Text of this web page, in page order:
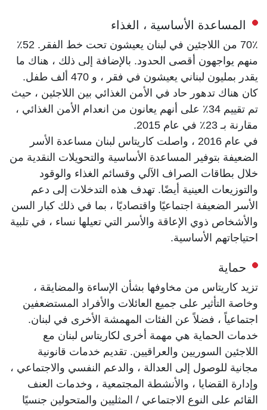
المساعدة الأساسية ، الغذاء
70٪ من اللاجئين في لبنان يعيشون تحت خط الفقر. 52٪
منهم يواجهون أقصى الحدود. بالإضافة إلى ذلك ، هناك ما
يقدر بمليون لبناني يعيشون في فقر ، و 470 ألف طفل.
كان هناك تدهور حاد في الأمن الغذائي بين اللاجئين ، حيث
تم تقييم 34٪ على أنهم يعانون من انعدام الأمن الغذائي ،
مقارنة بـ 23٪ في عام 2015.
في عام 2016 ، واصلت كاريتاس لبنان مساعدة الأسر
الضعيفة بتوفير المساعدة الأساسية والتحويلات النقدية من
خلال بطاقات الصراف الآلي وقسائم الغذاء والوقود
والتوزيعات العينية أيضًا. تهدف هذه التدخلات إلى دعم
الأسر الضعيفة اجتماعيًا واقتصاديًا ، بما في ذلك كبار السن
والأشخاص ذوي الإعاقة والأسر التي تعيلها نساء ، في تلبية
احتياجاتهم الأساسية.
حماية
تزيد كاريتاس من مخاوفها بشأن الإساءة والمضايقة ،
وخاصة التأثير على جميع العائلات والأفراد المستضعفين
اجتماعياً ، فضلاً عن الفئات المهمشة الأخرى في لبنان.
خدمات الحماية هي مهمة أخرى لكاريتاس لبنان مع
اللاجئين السوريين والعراقيين. تقديم خدمات قانونية
مجانية للوصول إلى العدالة ، والدعم النفسي والاجتماعي ،
وإدارة القضايا ، والأنشطة المجتمعية ، وخدمات العنف
القائم على النوع الاجتماعي / المثليين والمتحولين جنسيًا